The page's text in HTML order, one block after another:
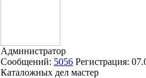
Администратор
Сообщений: 5056 Регистрация:
Каталожных дел мастер